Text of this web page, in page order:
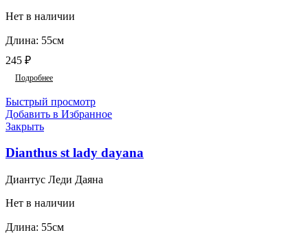
Нет в наличии
Длина: 55см
245 ₽
Подробнее
Быстрый просмотр
Добавить в Избранное
Закрыть
Dianthus st lady dayana
Диантус Леди Даяна
Нет в наличии
Длина: 55см